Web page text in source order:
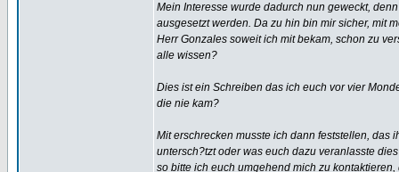
Mein Interesse wurde dadurch nun geweckt,
ausgesetzt werden. Da zu hin bin mir sicher, mit
Herr Gonzales soweit ich mit bekam, schon zu
alle wissen?
Dies ist ein Schreiben das ich euch vor vier
die nie kam?
Mit erschrecken musste ich dann feststellen, das
untersch?tzt oder was euch dazu veranlasste
so bitte ich euch umgehend mich zu